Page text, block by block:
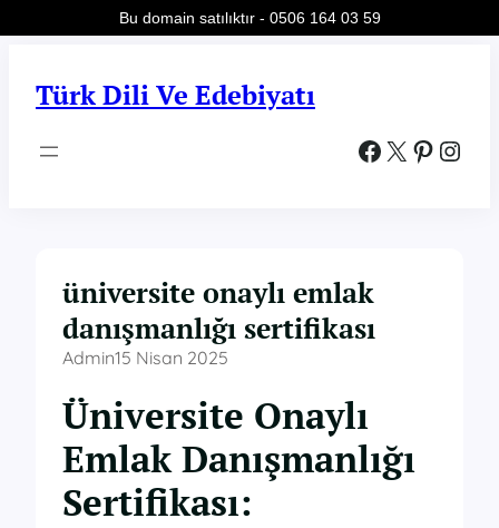
Türk Dili Ve Edebiyatı
Facebook X Pinterest Instagram
üniversite onaylı emlak
danışmanlığı sertifikası
Admin15 Nisan 2025
Üniversite Onaylı
Emlak Danışmanlığı
Sertifikası:
Bu domain satılıktır - 0506 164 03 59